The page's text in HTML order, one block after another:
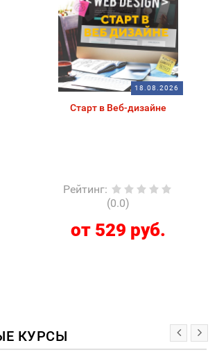
18.08.2026
Старт в Веб-дизайне
Рейтинг:
(0.0)
от 529 руб.
КУРСЫ